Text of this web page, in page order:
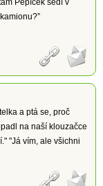
Pepíček sedí v
a ptá se, proč
na naší klouzačce
"Já vím, ale všichni